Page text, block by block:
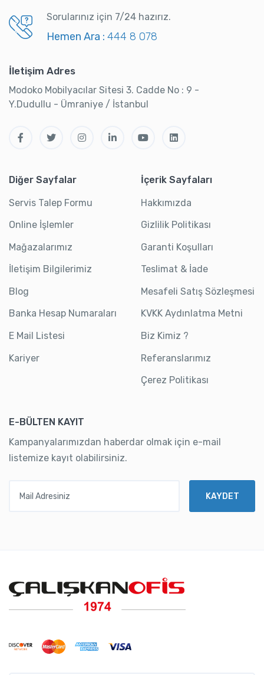
Sorularınız için 7/24 hazırız.
Hemen Ara : 444 8 078
İletişim Adres
Modoko Mobilyacılar Sitesi 3. Cadde No : 9 -
Y.Dudullu - Ümraniye / İstanbul
Diğer Sayfalar
Servis Talep Formu
Online İşlemler
Mağazalarımız
İletişim Bilgilerimiz
Blog
Banka Hesap Numaraları
E Mail Listesi
Kariyer
İçerik Sayfaları
Hakkımızda
Gizlilik Politikası
Garanti Koşulları
Teslimat & İade
Mesafeli Satış Sözleşmesi
KVKK Aydınlatma Metni
Biz Kimiz ?
Referanslarımız
Çerez Politikası
E-BÜLTEN KAYIT
Kampanyalarımızdan haberdar olmak için e-mail
listemize kayıt olabilirsiniz.
KAYDET